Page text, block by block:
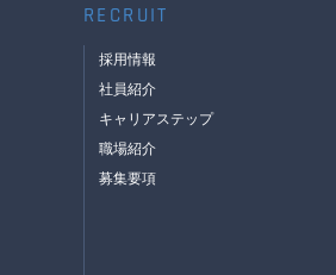
RECRUIT
採用情報
社員紹介
キャリアステップ
職場紹介
募集要項